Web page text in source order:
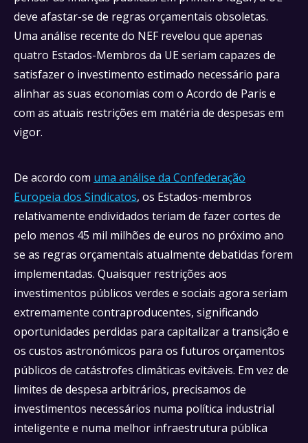
deve afastar-se de regras orçamentais obsoletas.
Uma análise recente do NEF revelou que apenas
quatro Estados-Membros da UE seriam capazes de
satisfazer o investimento estimado necessário para
alinhar as suas economias com o Acordo de Paris e
com as atuais restrições em matéria de despesas em
vigor.
De acordo com uma análise da Confederação
Europeia dos Sindicatos, os Estados-membros
relativamente endividados teriam de fazer cortes de
pelo menos 45 mil milhões de euros no próximo ano
se as regras orçamentais atualmente debatidas forem
implementadas. Quaisquer restrições aos
investimentos públicos verdes e sociais agora seriam
extremamente contraproducentes, significando
oportunidades perdidas para capitalizar a transição e
os custos astronómicos para os futuros orçamentos
públicos de catástrofes climáticas evitáveis. Em vez de
limites de despesa arbitrários, precisamos de
investimentos necessários numa política industrial
inteligente e numa melhor infraestrutura pública